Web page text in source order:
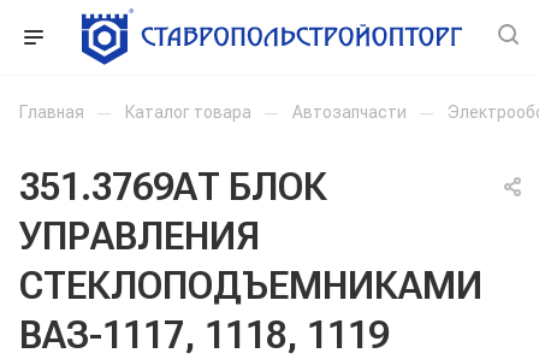
Главная — Каталог товара — Автозапчасти —
351.3769АТ БЛОК
УПРАВЛЕНИЯ
СТЕКЛОПОДЪЕМНИКАМИ
ВАЗ-1117, 1118, 1119